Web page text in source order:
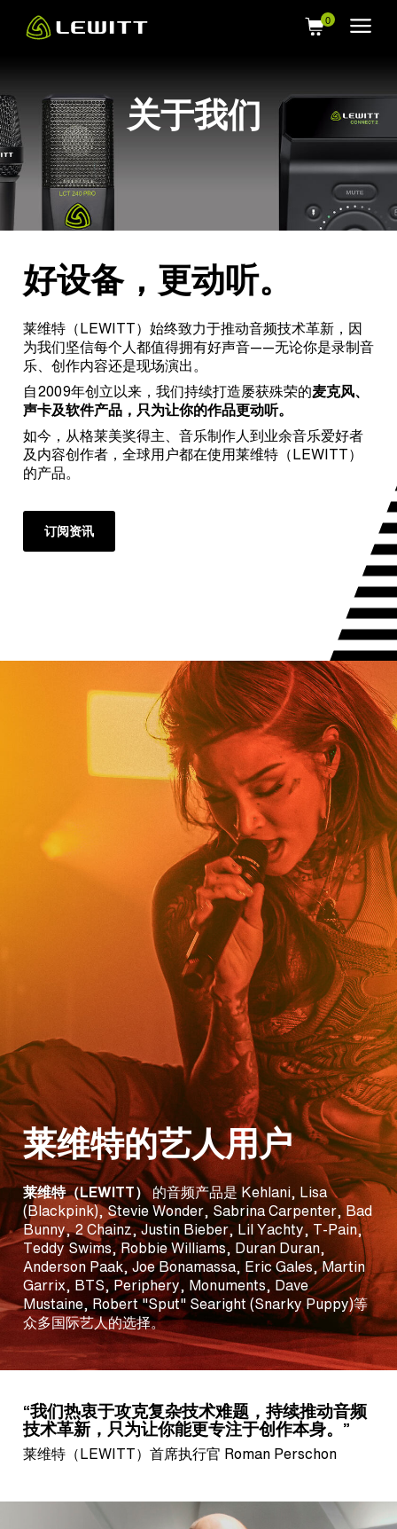
关于我们
好设备，更动听。
莱维特（LEWITT）始终致力于推动音频技术革新，因
为我们坚信每个人都值得拥有好声音——无论你是录制音
乐、创作内容还是现场演出。
自2009年创立以来，我们持续打造屡获殊荣的麦克风、
声卡及软件产品，只为让你的作品更动听。
如今，从格莱美奖得主、音乐制作人到业余音乐爱好者
及内容创作者，全球用户都在使用莱维特（LEWITT）
的产品。
订阅资讯
莱维特的艺人用户
莱维特（LEWITT）的音频产品是 Kehlani, Lisa
(Blackpink), Stevie Wonder, Sabrina Carpenter, Bad
Bunny, 2 Chainz, Justin Bieber, Lil Yachty, T-Pain,
Teddy Swims, Robbie Williams, Duran Duran,
Anderson Paak, Joe Bonamassa, Eric Gales, Martin
Garrix, BTS, Periphery, Monuments, Dave
Mustaine, Robert "Sput" Searight (Snarky Puppy)等
众多国际艺人的选择。
“我们热衷于攻克复杂技术难题，持续推动音频
技术革新，只为让你能更专注于创作本身。”
莱维特（LEWITT）首席执行官 Roman Perschon